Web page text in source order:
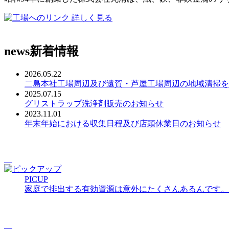
詳しく見る
news新着情報
2026.05.22
二島本社工場周辺及び遠賀・芦屋工場周辺の地域清掃を
2025.07.15
グリストラップ洗浄剤販売のお知らせ
2023.11.01
年末年始における収集日程及び店頭休業日のお知らせ
PICUP
家庭で排出する有効資源は意外にたくさんあるんです。